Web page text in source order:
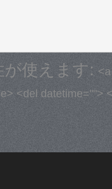
が使えます:
<del datetime="">